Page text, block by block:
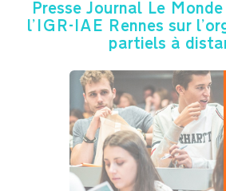
Presse Journal Le
l’IGR-IAE Rennes sur
partiels à